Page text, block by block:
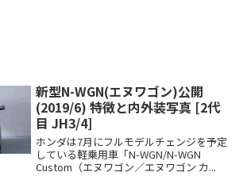
新型N-WGN(エヌワゴン)公開
(2019/6) 特徴と内外装写真 [2代
目 JH3/4]
ホンダは7月にフルモデルチェンジを予定
している軽乗用車「N-WGN/N-WGN
Custom（エヌワゴン／エヌワゴン カ...